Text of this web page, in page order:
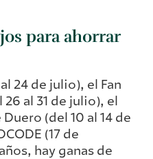
para ahorrar
24 de julio), el Fan
al 31 de julio), el
(del 10 al 14 de
(17 de
hay ganas de